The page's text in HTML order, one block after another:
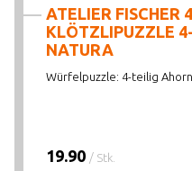
ATELIER FISCHER
KLÖTZLIPUZZLE
NATURA
Würfelpuzzle: 4-teilig
19.90 / Stk.